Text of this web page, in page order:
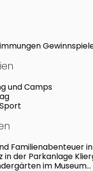
und Camps
Familienabenteuer
Tirol
in der Parkanlage
im Museum